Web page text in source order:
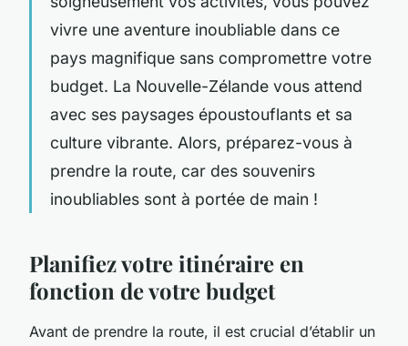
vivre une aventure inoubliable dans ce
pays magnifique sans compromettre votre
budget. La Nouvelle-Zélande vous attend
avec ses paysages époustouflants et sa
culture vibrante. Alors, préparez-vous à
prendre la route, car des souvenirs
inoubliables sont à portée de main !
Planifiez votre itinéraire en
fonction de votre budget
Avant de prendre la route, il est crucial d’établir un